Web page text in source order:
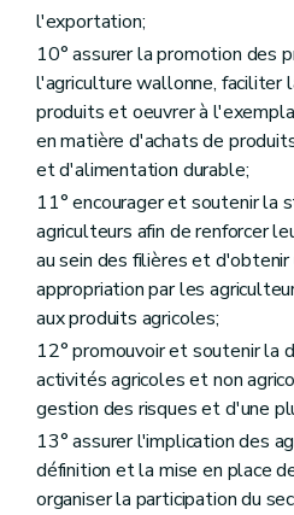
Art. D115
Art. D116
Art. D117
Art. D118
Section 2
Services de
Art. D119
Art. D120
Art. D121
Art. D122
Section 3 Services
Art. D123
Art. D124
Art. D125
Art. D126
Section 4 Système
Art. D127
Art. D128
Art. D129
Art. D130
Art. D131
Art. D132
Art. D133
l'exportation;
10° assurer la promotion des
l'agriculture wallonne, faciliter
produits et oeuvrer à
en matière d'achats de
et d'alimentation durable;
11° encourager et soutenir la
agriculteurs afin de renforcer
au sein des filières et
appropriation par les
aux produits agricoles;
12° promouvoir et soutenir la
activités agricoles et non
gestion des risques et d'une
13° assurer l'implication des
définition et la mise en place
organiser la participation du